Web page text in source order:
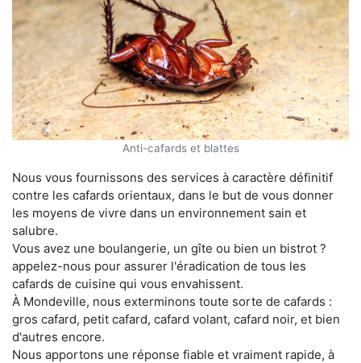
Anti-cafards et blattes
Nous vous fournissons des services à caractère définitif
contre les cafards orientaux, dans le but de vous donner
les moyens de vivre dans un environnement sain et
salubre.
Vous avez une boulangerie, un gîte ou bien un bistrot ?
appelez-nous pour assurer l'éradication de tous les
cafards de cuisine qui vous envahissent.
À Mondeville, nous exterminons toute sorte de cafards :
gros cafard, petit cafard, cafard volant, cafard noir, et bien
d'autres encore.
Nous apportons une réponse fiable et vraiment rapide, à